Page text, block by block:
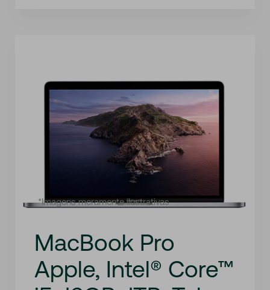
*Imagens meramente ilustrativas
MacBook Pro
Apple, Intel® Core™